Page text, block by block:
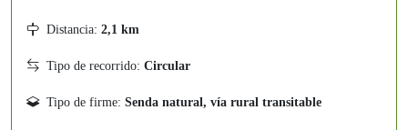
Distancia: 2,1 km
Tipo de recorrido: Circular
Tipo de firme: Senda natural, vía rural transitable